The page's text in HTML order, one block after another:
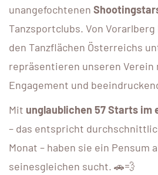
unangefochtenen
Tanzsportclubs. Von
den Tanzflächen Österreichs
repräsentieren unseren Verein
Engagement und
Mit unglaublichen 57 Starts im
– das entspricht
Monat – haben sie ein Pensum
seinesgleichen sucht. 🚗💨